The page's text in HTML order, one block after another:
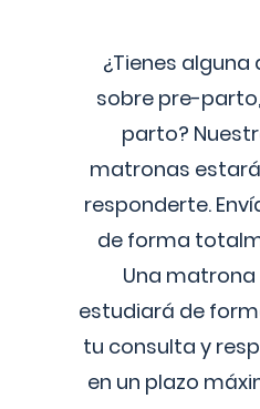
¿Tienes
sobre pre-
parto?
matronas
responderte.
de forma
Una
estudiará de
tu consulta y
en un plazo